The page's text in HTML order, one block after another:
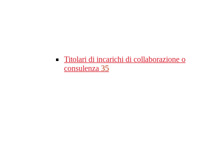
Titolari di incarichi di collaborazione o
consulenza 35